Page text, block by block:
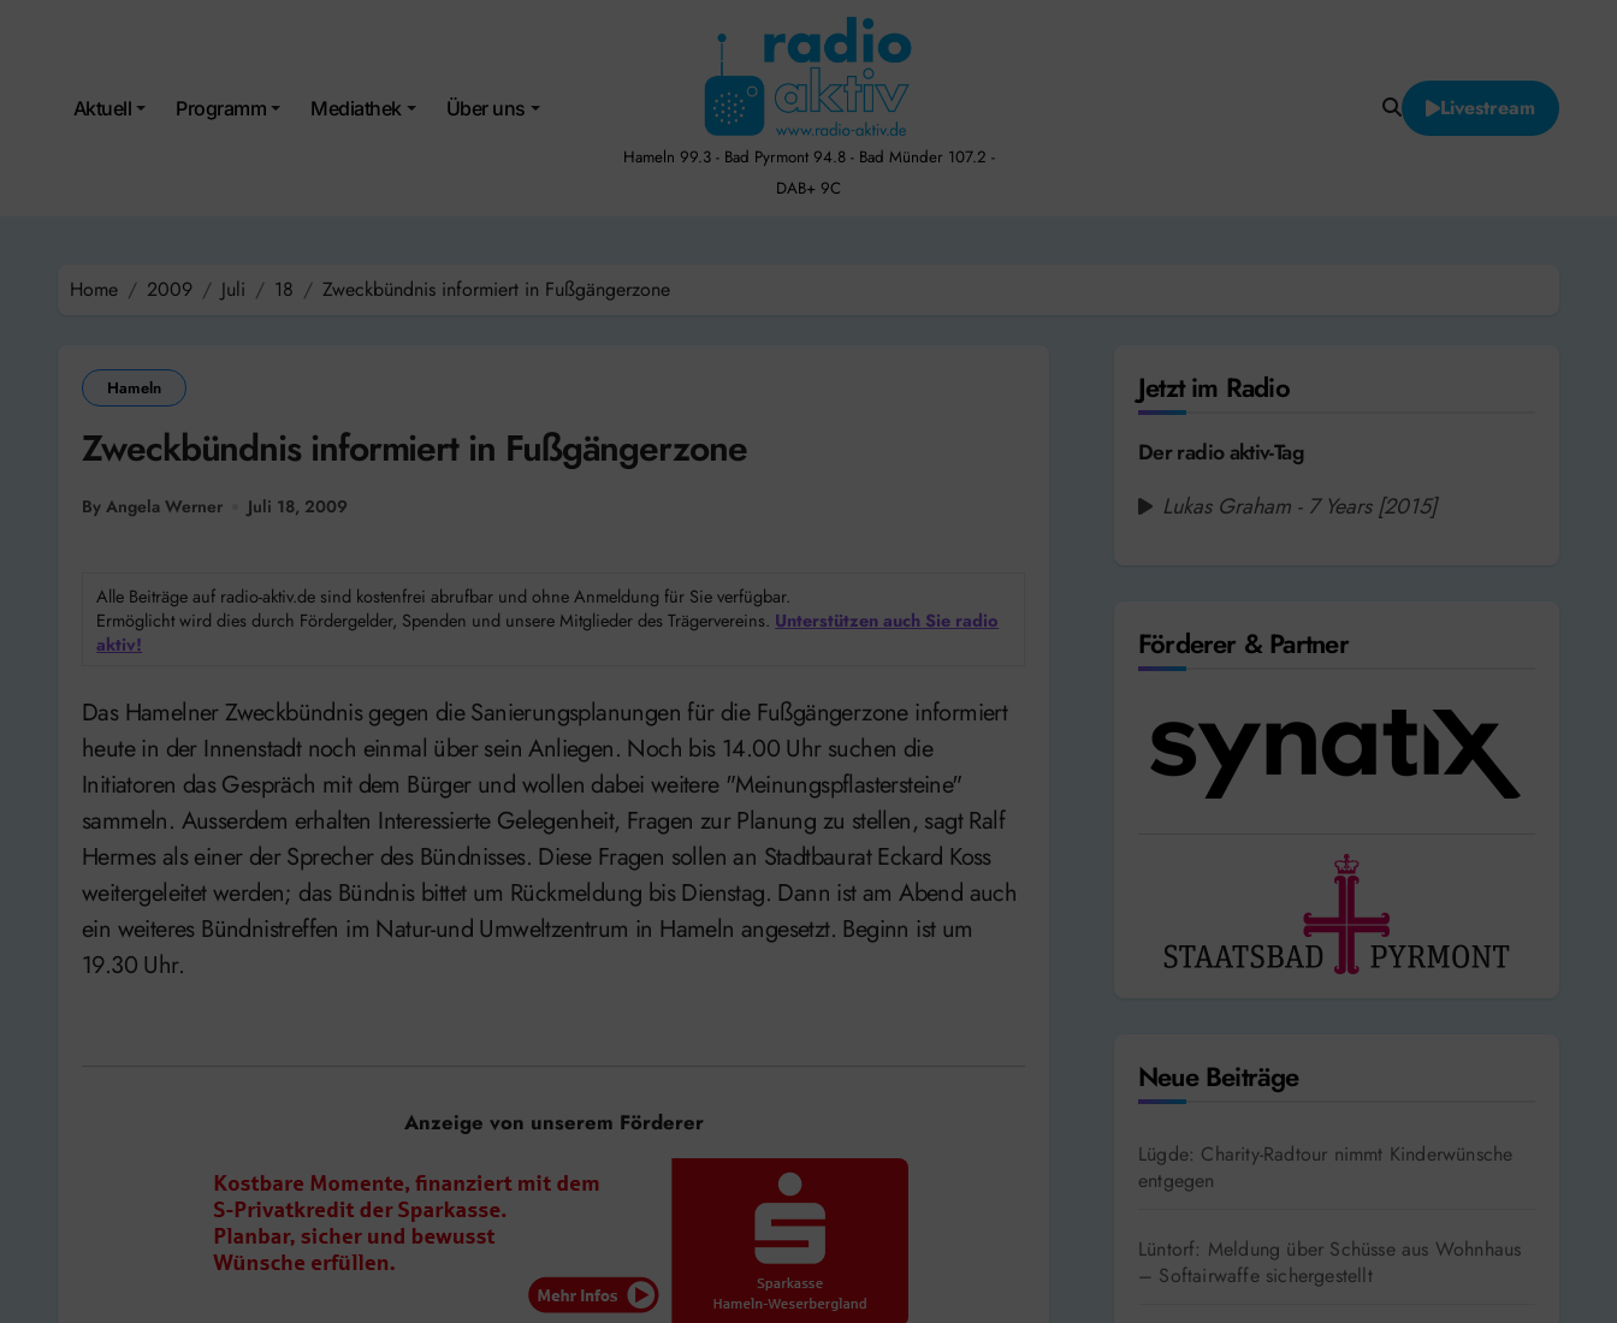
Aktuell Programm Mediathek Über uns
Hameln 99.3 - Bad Pyrmont 94.8 - Bad Münder 107.2 -
DAB+ 9C
Livestream
Home 2009 Juli 18 Zweckbündnis informiert in Fußgängerzone
Hameln
Zweckbündnis informiert in Fußgängerzone
By Angela Werner Juli 18, 2009
Alle Beiträge auf radio-aktiv.de sind kostenfrei abrufbar und ohne Anmeldung für Sie verfügbar.
Ermöglicht wird dies durch Fördergelder, Spenden und unsere Mitglieder des Trägervereins. Unterstützen auch Sie radio
aktiv!
Das Hamelner Zweckbündnis gegen die Sanierungsplanungen für die Fußgängerzone informiert
heute in der Innenstadt noch einmal über sein Anliegen. Noch bis 14.00 Uhr suchen die
Initiatoren das Gespräch mit dem Bürger und wollen dabei weitere "Meinungspflastersteine"
sammeln. Ausserdem erhalten Interessierte Gelegenheit, Fragen zur Planung zu stellen, sagt Ralf
Hermes als einer der Sprecher des Bündnisses. Diese Fragen sollen an Stadtbaurat Eckard Koss
weitergeleitet werden; das Bündnis bittet um Rückmeldung bis Dienstag. Dann ist am Abend auch
ein weiteres Bündnistreffen im Natur-und Umweltzentrum in Hameln angesetzt. Beginn ist um
19.30 Uhr.
Anzeige von unserem Förderer
Jetzt im Radio
Der radio aktiv-Tag
Lukas Graham - 7 Years [2015]
Förderer & Partner
Neue Beiträge
Lügde: Charity-Radtour nimmt Kinderwünsche
entgegen
Lüntorf: Meldung über Schüsse aus Wohnhaus
– Softairwaffe sichergestellt